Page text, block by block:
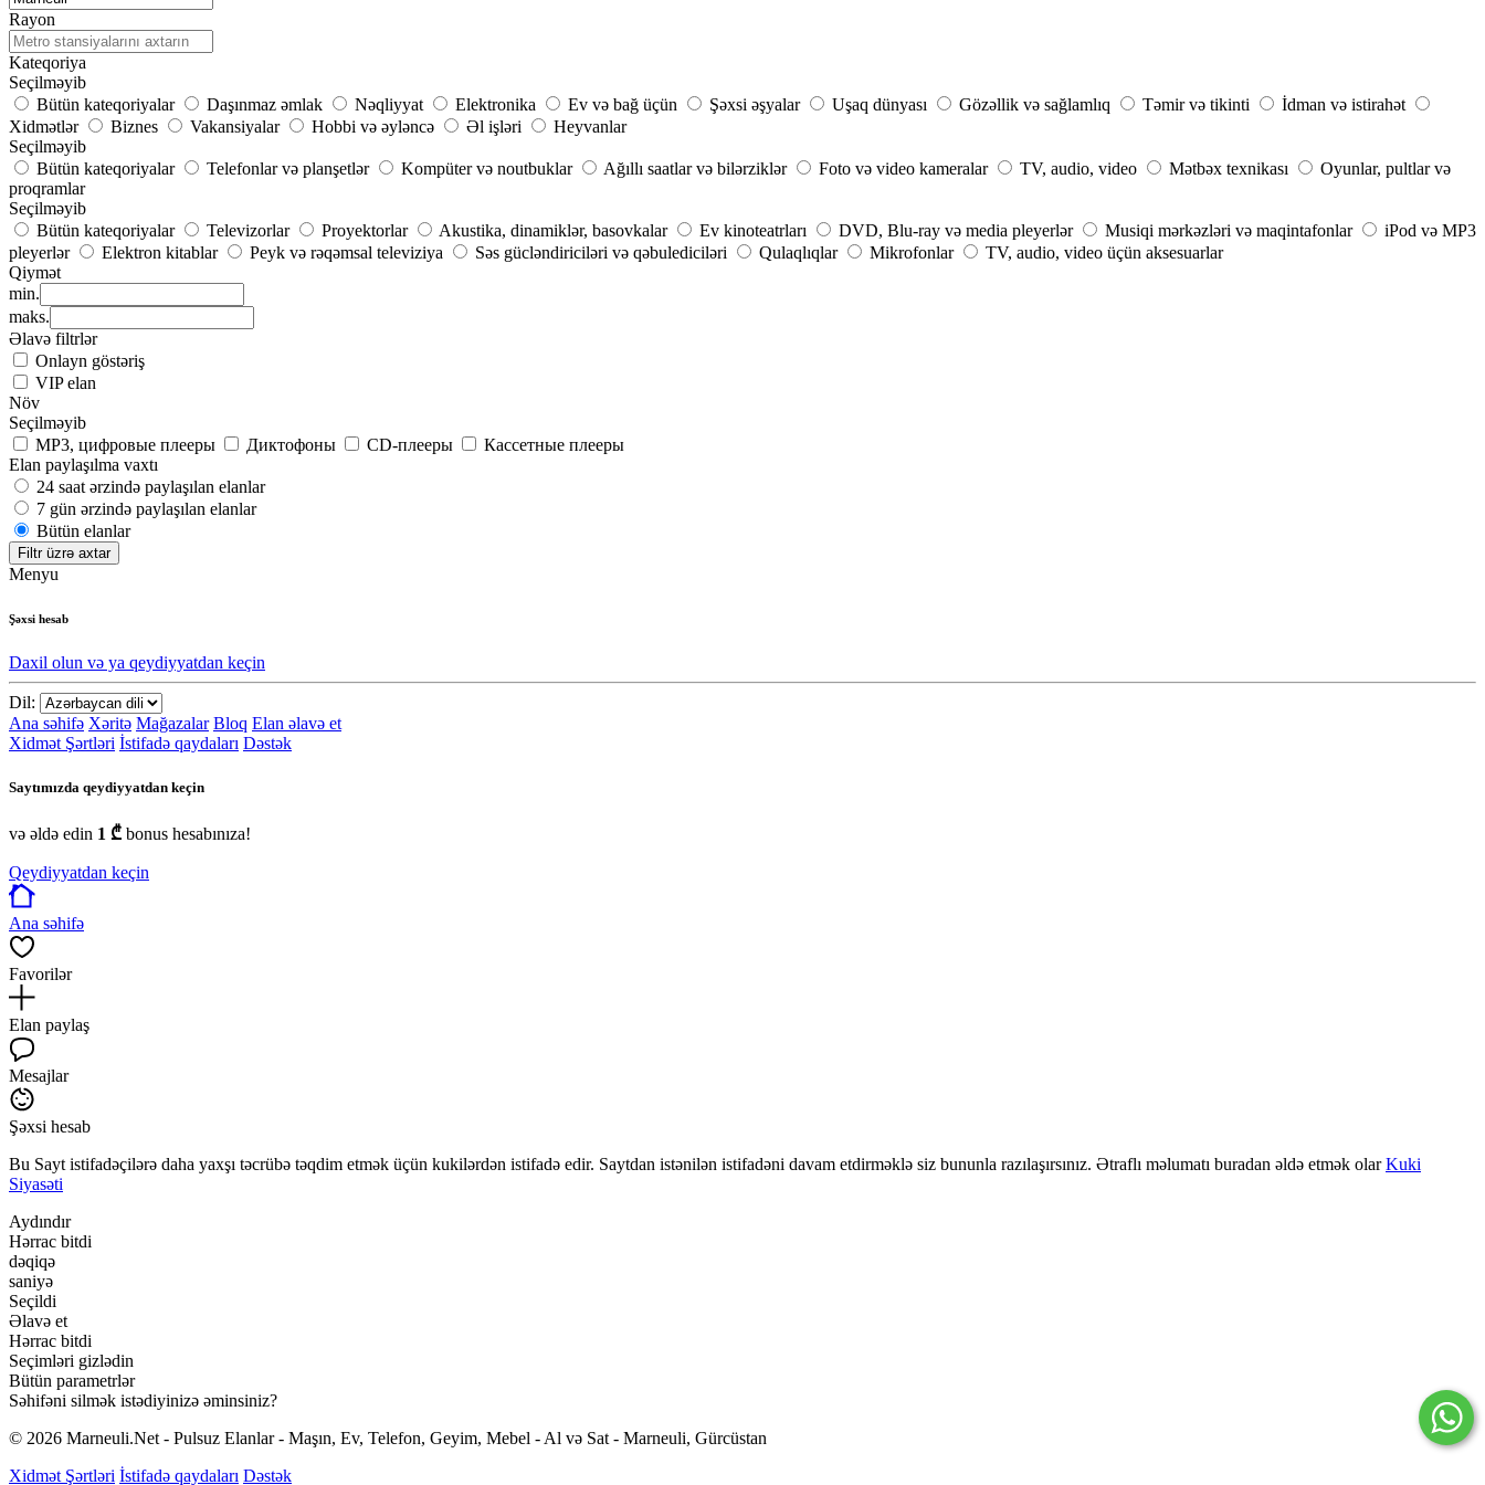
Rayon
Kateqoriya
Seçilməyib
Bütün kateqoriyalar
Daşınmaz əmlak Nəqliyyat Elektronika Ev və bağ üçün Şəxsi əşyalar Uşaq dünyası Gözəllik və sağlamlıq Təmir və tikinti
İdman və istirahət
Xidmətlər
Biznes Vakansiyalar Hobbi və əyləncə Əl işləri
Heyvanlar
Seçilməyib
Bütün kateqoriyalar
Telefonlar və planşetlər Kompüter və noutbuklar Ağıllı saatlar və bilərziklər Foto və video kameralar TV, audio, video Mətbəx texnikası
Oyunlar, pultlar və
proqramlar
Seçilməyib
Bütün kateqoriyalar
Televizorlar Proyektorlar Akustika, dinamiklər, basovkalar Ev kinoteatrları DVD, Blu-ray və media pleyerlər Musiqi mərkəzləri və maqintafonlar
iPod və MP3
pleyerlər
Elektron kitablar Peyk və rəqəmsal televiziya Səs gücləndiriciləri və qəbulediciləri Qulaqlıqlar Mikrofonlar
TV, audio, video üçün aksesuarlar
Qiymət
min.
maks.
Əlavə filtrlər
Onlayn göstəriş
VIP elan
Növ
Seçilməyib
MP3, цифровые плееры
Диктофоны CD-плееры
Кассетные плееры
Elan paylaşılma vaxtı
24 saat ərzində paylaşılan elanlar
7 gün ərzində paylaşılan elanlar
Bütün elanlar
Filtr üzrə axtar
Menyu
Şəxsi hesab
Daxil olun və ya qeydiyyatdan keçin
Dil:
Ana səhifə Xəritə Mağazalar Bloq Elan əlavə et
Xidmət Şərtləri İstifadə qaydaları Dəstək
Saytımızda qeydiyyatdan keçin
və əldə edin 1 ₾ bonus hesabınıza!
Qeydiyyatdan keçin
Ana səhifə
Favorilər
Elan paylaş
Mesajlar
Şəxsi hesab
Bu Sayt istifadəçilərə daha yaxşı təcrübə təqdim etmək üçün kukilərdən istifadə edir. Saytdan istənilən istifadəni davam etdirməklə siz bununla razılaşırsınız. Ətraflı məlumatı buradan əldə etmək olarKuki
Siyasəti
Aydındır
Hərrac bitdi
dəqiqə
saniyə
Seçildi
Əlavə et
Hərrac bitdi
Seçimləri gizlədin
Bütün parametrlər
Səhifəni silmək istədiyinizə əminsiniz?
© 2026 Marneuli.Net - Pulsuz Elanlar - Maşın, Ev, Telefon, Geyim, Mebel - Al və Sat - Marneuli, Gürcüstan
Xidmət Şərtləri İstifadə qaydaları Dəstək